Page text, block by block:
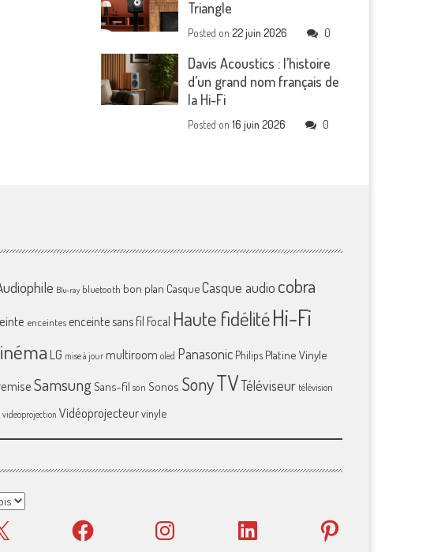
Triangle
Posted on22 juin 2026 0
Davis Acoustics : l’histoire
d’un grand nom français de
la Hi-Fi
Posted on16 juin 2026 0
Blu-ray bluetooth bon plan CasqueCasque audio cobra
enceintes enceinte sans fil Focal Haute fidélitéHi-Fi
LG mise à jour multiroom oled Panasonic Philips Platine Vinyle
SamsungSans-fil son Sonos SonyTVTéléviseur télévision
videoprojection Vidéoprojecteurvinyle
Facebook Instagram LinkedIn Pinterest